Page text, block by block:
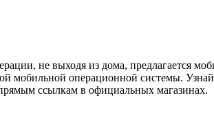
не выходя из дома, предлагается
мобильной операционной системы.
ссылкам в официальных магазинах.